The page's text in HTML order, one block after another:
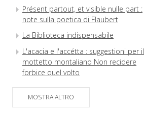
Présent partout, et visible nulle part :
note sulla poetica di Flaubert
La Biblioteca indispensabile
L'acacia e l'accétta : suggestioni per il
mottetto montaliano Non recidere
forbice quel volto
Documenti da un triangolo amicale
MOSTRA ALTRO